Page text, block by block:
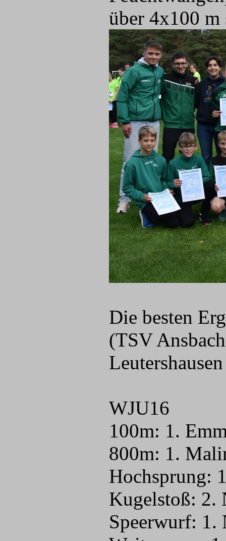
über 4x100 m
Die besten
(TSV
WJU16
100m: 1.
800m: 1.
Hochsprung:
Kugelstoß: 2.
Speerwurf: 1.